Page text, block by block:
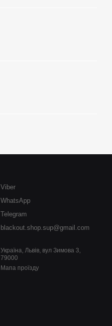
Viber
WhatsApp
Telegram
blackout.shop.sup@gmail.com
Україна, Львів, вул Зимова 3,
79000
Мапа проїзду